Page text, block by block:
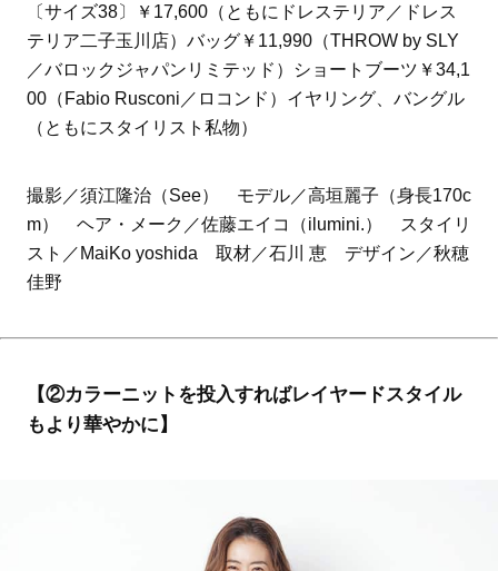
〔サイズ38〕￥17,600（ともにドレステリア／ドレス
テリア二子玉川店）バッグ￥11,990（THROW by SLY
／バロックジャパンリミテッド）ショートブーツ￥34,1
00（Fabio Rusconi／ロコンド）イヤリング、バングル
（ともにスタイリスト私物）
撮影／須江隆治（See） モデル／高垣麗子（身長170c
m） ヘア・メーク／佐藤エイコ（ilumini.） スタイリ
スト／MaiKo yoshida 取材／石川 恵 デザイン／秋穂
佳野
【②カラーニットを投入すればレイヤードスタイル
もより華やかに】